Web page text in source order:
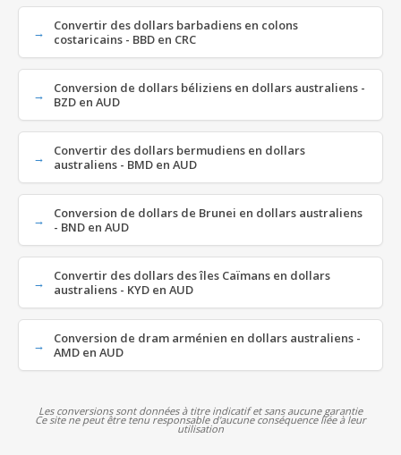
Convertir des dollars barbadiens en colons
costaricains - BBD en CRC
Conversion de dollars béliziens en dollars australiens -
BZD en AUD
Convertir des dollars bermudiens en dollars
australiens - BMD en AUD
Conversion de dollars de Brunei en dollars australiens
- BND en AUD
Convertir des dollars des îles Caïmans en dollars
australiens - KYD en AUD
Conversion de dram arménien en dollars australiens -
AMD en AUD
Les conversions sont données à titre indicatif et sans aucune garantie
Ce site ne peut être tenu responsable d'aucune conséquence liée à leur
utilisation